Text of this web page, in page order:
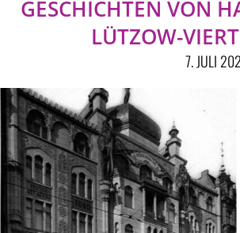
GESCHICHTEN VON
LÜTZOW-
7. JULI